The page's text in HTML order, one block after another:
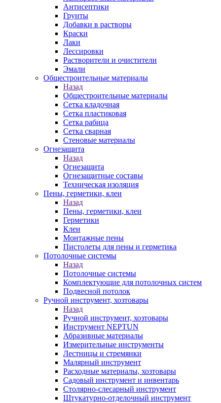
Антисептики
Грунты
Добавки в растворы
Краски
Лаки
Лессировки
Растворители и очистители
Эмали
Общестроительные материалы
Назад
Общестроительные материалы
Сетка кладочная
Сетка пластиковая
Сетка рабица
Сетка сварная
Стеновые материалы
Огнезащита
Назад
Огнезащита
Огнезащитные составы
Техническая изоляция
Пены, герметики, клеи
Назад
Пены, герметики, клеи
Герметики
Клеи
Монтажные пены
Пистолеты для пены и герметика
Потолочные системы
Назад
Потолочные системы
Комплектующие для потолочных систем
Подвесной потолок
Ручной инструмент, хозтовары
Назад
Ручной инструмент, хозтовары
Инструмент NEPTUN
Абразивные материалы
Измерительные инструменты
Лестницы и стремянки
Малярный инструмент
Расходные материалы, хозтовары
Садовый инструмент и инвентарь
Столярно-слесарный инструмент
Штукатурно-отделочный инструмент